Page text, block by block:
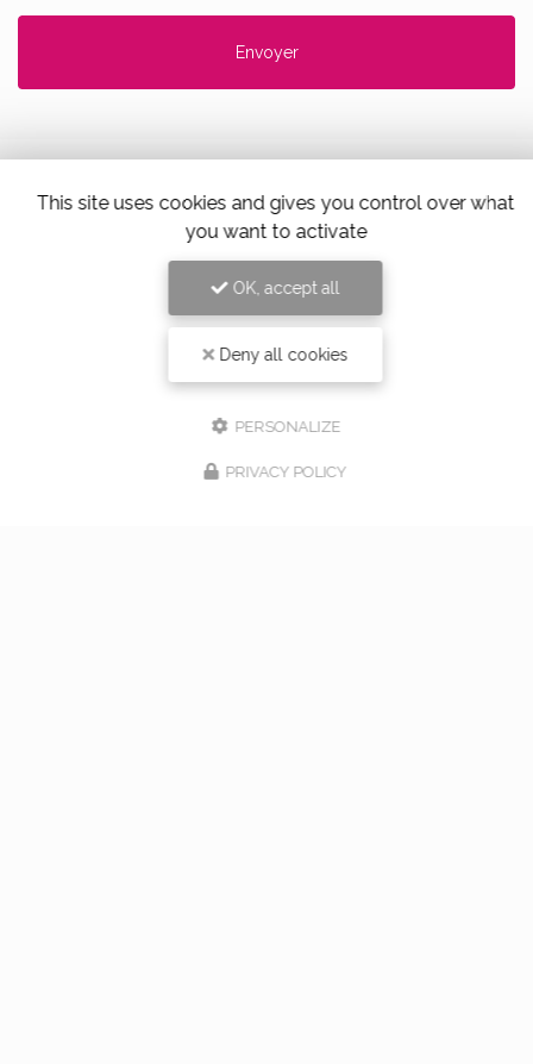
Alloin Fleurs, Vaugneray
17 Place du Marché, 69670 Vaugneray
Tel. 04 78 45 85 02
This site uses cookies and gives you control over what
you want to activate
OK, accept all
Deny all cookies
PERSONALIZE
PRIVACY POLICY